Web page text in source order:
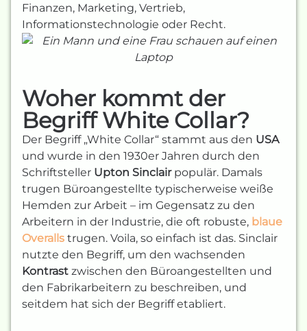
Finanzen, Marketing, Vertrieb,
Informationstechnologie oder Recht.
Woher kommt der
Begriff White Collar?
Der Begriff „White Collar“ stammt aus den USA
und wurde in den 1930er Jahren durch den
Schriftsteller Upton Sinclairpopulär. Damals
trugen Büroangestellte typischerweise weiße
Hemden zur Arbeit – im Gegensatz zu den
Arbeitern in der Industrie, die oft robuste, blaue
Overalls trugen. Voila, so einfach ist das. Sinclair
nutzte den Begriff, um den wachsenden
Kontrast zwischen den Büroangestellten und
den Fabrikarbeitern zu beschreiben, und
seitdem hat sich der Begriff etabliert.